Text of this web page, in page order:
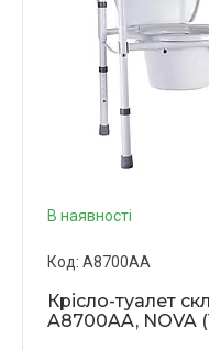
В наявності
A8700AA
Крісло-туалет
A8700AA, NOVA